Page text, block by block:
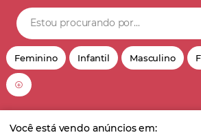
Feminino Infantil Masculino
Você está vendo anúncios em: